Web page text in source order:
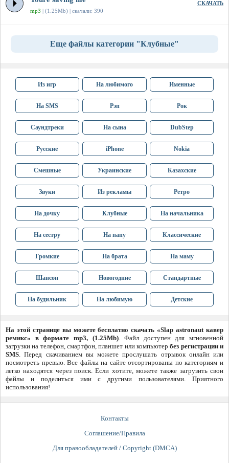
mp3 | (1.25Mb) | скачали: 390
СКАЧАТЬ
Еще файлы категории "Клубные"
Из игр На любимого Именные
На SMS Рэп Рок
Саундтреки На сына DubStep
Русские iPhone Nokia
Смешные Украинские Казахские
Звуки Из рекламы Ретро
На дочку Клубные На начальника
На сестру На папу Классические
Громкие На брата На маму
Шансон Новогодние Стандартные
На будильник На любимую Детские
На этой странице вы можете бесплатно скачать «Slap astronaut кавер
ремикс» в формате mp3, (1.25Mb). Файл доступен для мгновенной
загрузки на телефон, смартфон, планшет или компьютербез регистрации и
SMS. Перед скачиванием вы можете прослушать отрывок онлайн или
посмотреть превью. Все файлы на сайте отсортированы по категориям и
легко находятся через поиск. Если хотите, можете также загрузить свои
файлы и поделиться ими с другими пользователями. Приятного
использования!
Контакты
Соглашение/Правила
Для правообладателей / Copyright (DMCA)